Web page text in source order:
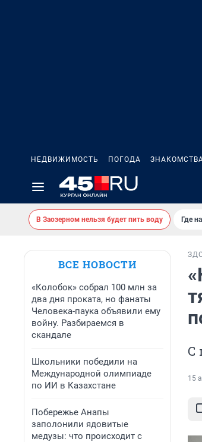
НЕДВИЖИМОСТЬ ПОГОДА
В Заозерном нельзя будет пить воду Где
ВСЕ НОВОСТИ
«Колобок» собрал 100 млн за
два дня проката, но фанаты
Человека-паука объявили ему
войну. Разбираемся в
скандале
Школьники победили на
Международной олимпиаде
по ИИ в Казахстане
Побережье Анапы
заполонили ядовитые
медузы: что происходит с
С
15